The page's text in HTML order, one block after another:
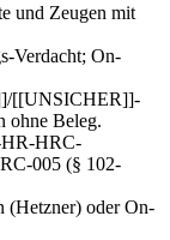
und Zeugen mit
Verdacht; On-
[[UNSICHER]]-
ohne Beleg.
HRC-
005 (§ 102-
(Hetzner) oder On-